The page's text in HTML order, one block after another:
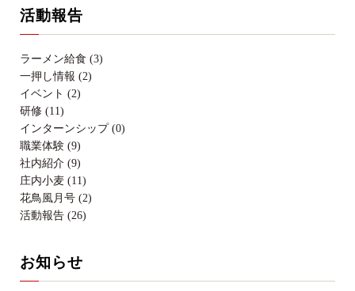
活動報告
ラーメン給食 (3)
一押し情報 (2)
イベント (2)
研修 (11)
インターンシップ (0)
職業体験 (9)
社内紹介 (9)
庄内小麦 (11)
花鳥風月号 (2)
活動報告 (26)
お知らせ